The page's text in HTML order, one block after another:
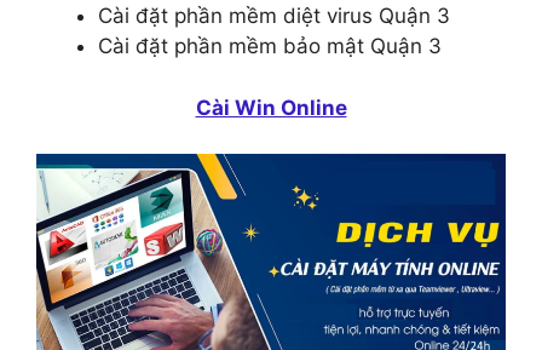
Cài đặt phần mềm diệt virus Quận 3
Cài đặt phần mềm bảo mật Quận 3
Cài Win Online